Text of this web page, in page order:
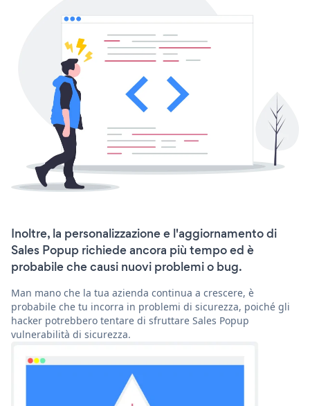
Inoltre, la personalizzazione e l'aggiornamento di
Sales Popup richiede ancora più tempo ed è
probabile che causi nuovi problemi o bug.
Man mano che la tua azienda continua a crescere, è
probabile che tu incorra in problemi di sicurezza, poiché gli
hacker potrebbero tentare di sfruttare Sales Popup
vulnerabilità di sicurezza.